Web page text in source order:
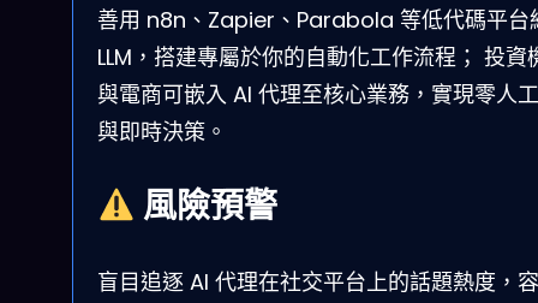
善用 n8n、Zapier、Parabola 等低代碼平台
LLM，搭建專屬於你的自動化工作流程； 投資
與電商可嵌入 AI 代理至核心業務，實現零人
與即時決策。
風險預警
盲目追逐 AI 代理在社交平台上的話題熱度，